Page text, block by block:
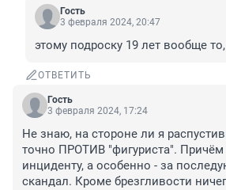
Гость
3 февраля 2024, 20:47
этому подроску 19 лет вообще
ОТВЕТИТЬ
Гость
3 февраля 2024, 17:24
Не знаю, на стороне ли я
точно ПРОТИВ "фигуриста". Причём
инциденту, а особенно - за
скандал. Кроме брезгливости